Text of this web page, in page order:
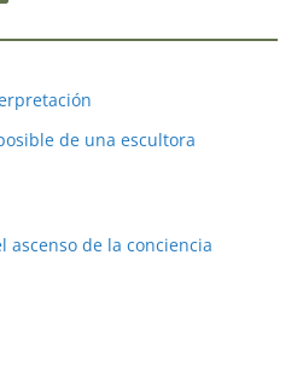
de una escultora
ascenso de la conciencia